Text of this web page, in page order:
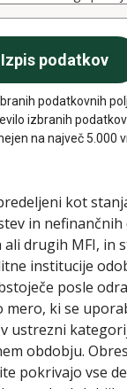
podatkovnih
izbranih
na največ 5.000
kot
in nefinančnih
drugih MFI, in
institucije
posle
ki se
ustrezni
obdobju.
pokrivajo vse